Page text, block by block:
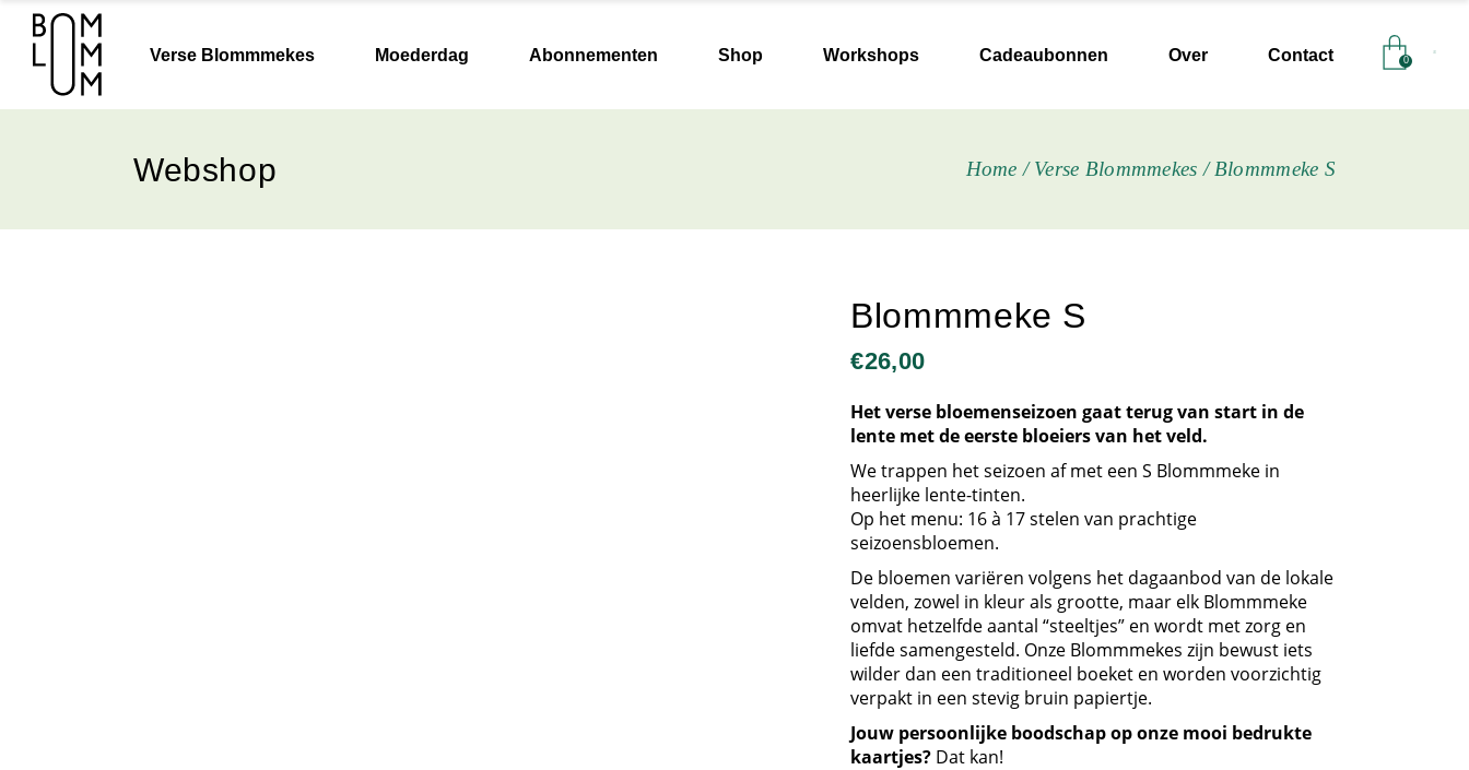
Verse Blommmekes Moederdag Abonnementen Shop
Verzorging
Droogblommmekes
Herdenking en afscheid
Workshops Cadeaubonnen Over
Feest
Werkwijze
Contact
Cadeaubon controleren
Contacteer ons
0
Keramiek & Vazen
Zelf aan de slag
Herdenking en afscheid
Feest
Cadeaubon controleren
Webshop Home Verse Blommmekes Blommmeke S
Blommmeke S
€26,00
Het verse bloemenseizoen gaat terug van start in de
lente met de eerste bloeiers van het veld.
We trappen het seizoen af met een S Blommmeke in
heerlijke lente-tinten.
Op het menu: 16 à 17 stelen van prachtige
seizoensbloemen.
De bloemen variëren volgens het dagaanbod van de lokale
velden, zowel in kleur als grootte, maar elk Blommmeke
omvat hetzelfde aantal “steeltjes” en wordt met zorg en
liefde samengesteld. Onze Blommmekes zijn bewust iets
wilder dan een traditioneel boeket en worden voorzichtig
verpakt in een stevig bruin papiertje.
Jouw persoonlijke boodschap op onze mooi bedrukte
kaartjes? Dat kan!